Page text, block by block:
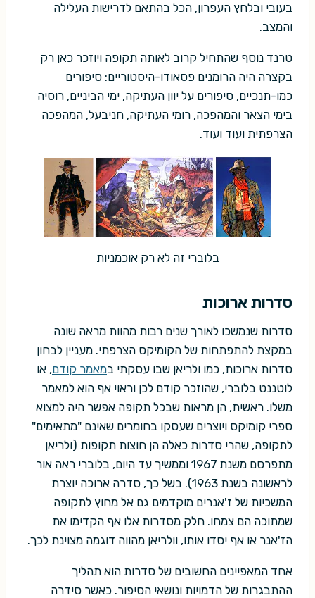
בעובי ובלחץ העפרון, הכל בהתאם לדרישות העלילה
והמצב.
טרנד נוסף שהתחיל קרוב לאותה תקופה ויוזכר כאן רק
בקצרה היה הרומנים פסאודו-היסטוריים: סיפורים
כמו-תנכיים, סיפורים על יוון העתיקה, ימי הביניים, רוסיה
בימי הצאר והמהפכה, רומי העתיקה, חניבעל, המהפכה
הצרפתית ועוד ועוד.
בלוברי זה לא רק אוכמניות
סדרות ארוכות
סדרות שנמשכו לאורך שנים רבות מהוות מראה שונה
במקצת להתפתחות של הקומיקס הצרפתי. מעניין לבחון
סדרות ארוכות, כמו ולריאן שבו עסקתי במאמר קודם, או
לוטננט בלוברי, שהוזכר קודם לכן וראוי אף הוא למאמר
משלו. ראשית, הן מראות שבכל תקופה אפשר היה למצוא
ספרי קומיקס ויוצרים שעסקו בחומרים שאינם "מתאימים"
לתקופה, שהרי סדרות כאלה הן חוצות תקופות (ולריאן
מתפרסם משנת 1967 וממשיך עד היום, בלוברי ראה אור
לראשונה בשנת 1963). בשל כך, סדרה ארוכה יוצרת
המשכיות של ז'אנרים מוקדמים גם אל מחוץ לתקופה
שמתוכה הם צמחו. חלק מסדרות אלו אף הקדימו את
הז'אנר או אף יסדו אותו, וולריאן מהווה דוגמה מצוינת לכך.
אחד המאפיינים החשובים של סדרות הוא תהליך
ההתבגרות של הדמויות ונושאי הסיפור. כאשר סידרה